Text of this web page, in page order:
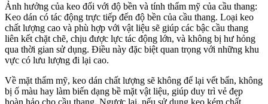
Ảnh hưởng của keo đối với độ bền và tính thẩm mỹ của cầu thang:
Keo dán có tác động trực tiếp đến độ bền của cầu thang. Loại keo
chất lượng cao và phù hợp với vật liệu sẽ giúp các bậc cầu thang
liên kết chặt chẽ, chịu được lực tác động lớn, và không bị hư hỏng
qua thời gian sử dụng. Điều này đặc biệt quan trọng với những khu
vực có lưu lượng đi lại cao.
Về mặt thẩm mỹ, keo dán chất lượng sẽ không để lại vết bẩn, không
bị ố màu hay làm biến dạng bề mặt vật liệu, giúp duy trì vẻ đẹp
hoàn hảo cho cầu thang. Ngược lại, nếu sử dụng keo kém chất